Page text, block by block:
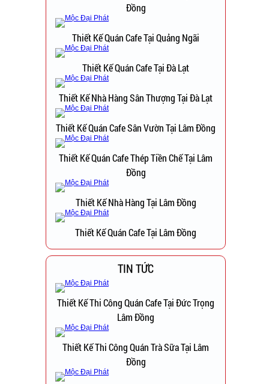
Đồng
Thiết Kế Quán Cafe Tại Quảng Ngãi
Thiết Kế Quán Cafe Tại Đà Lạt
Thiết Kế Nhà Hàng Sân Thượng Tại Đà Lạt
Thiết Kế Quán Cafe Sân Vườn Tại Lâm Đồng
Thiết Kế Quán Cafe Thép Tiền Chế Tại Lâm
Đồng
Thiết Kế Nhà Hàng Tại Lâm Đồng
Thiết Kế Quán Cafe Tại Lâm Đồng
TIN TỨC
Thiết Kế Thi Công Quán Cafe Tại Đức Trọng
Lâm Đồng
Thiết Kế Thi Công Quán Trà Sữa Tại Lâm
Đồng